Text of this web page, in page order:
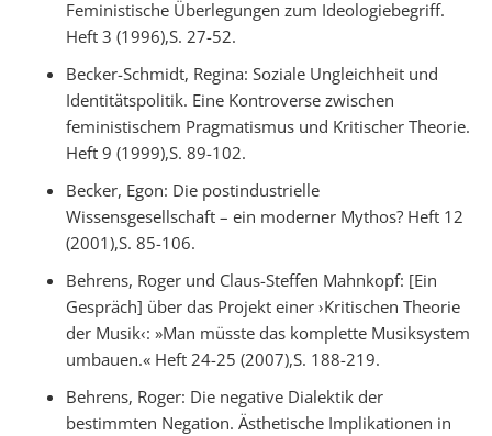
Feministische Überlegungen zum Ideologiebegriff.
Heft 3 (1996),S. 27-52.
Becker-Schmidt, Regina: Soziale Ungleichheit und
Identitätspolitik. Eine Kontroverse zwischen
feministischem Pragmatismus und Kritischer Theorie.
Heft 9 (1999),S. 89-102.
Becker, Egon: Die postindustrielle
Wissensgesellschaft – ein moderner Mythos? Heft 12
(2001),S. 85-106.
Behrens, Roger und Claus-Steffen Mahnkopf: [Ein
Gespräch] über das Projekt einer ›Kritischen Theorie
der Musik‹: »Man müsste das komplette Musiksystem
umbauen.« Heft 24-25 (2007),S. 188-219.
Behrens, Roger: Die negative Dialektik der
bestimmten Negation. Ästhetische Implikationen in